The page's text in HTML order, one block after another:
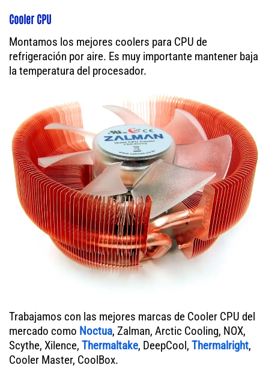
Cooler CPU
Montamos los mejores coolers para CPU de
refrigeración por aire. Es muy importante mantener baja
la temperatura del procesador.
Trabajamos con las mejores marcas de Cooler CPU del
mercado como Noctua, Zalman, Arctic Cooling, NOX,
Scythe, Xilence, Thermaltake, DeepCool, Thermalright,
Cooler Master, CoolBox.